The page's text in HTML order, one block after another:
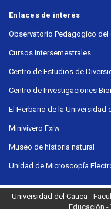
Enlaces de interés
Observatorio Pedagogíco del
Cursos intersemestrales
Centro de Estudios de
Centro de Investigaciones
El Herbario de la Universidad
Minivivero Fxiw
Museo de historia natural
Unidad de Microscopía
Universidad del Cauca -
Educación -